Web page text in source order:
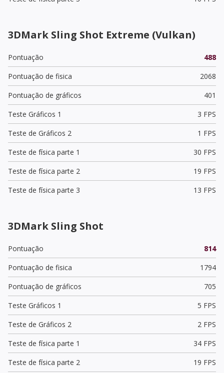
3DMark Sling Shot Extreme (Vulkan)
Pontuação
488
Pontuação de fisica
2068
Pontuação de gráficos
401
Teste Gráficos 1
3 FPS
Teste de Gráficos 2
1 FPS
Teste de física parte 1
30 FPS
Teste de física parte 2
19 FPS
Teste de física parte 3
13 FPS
3DMark Sling Shot
Pontuação
814
Pontuação de fisica
1794
Pontuação de gráficos
705
Teste Gráficos 1
5 FPS
Teste de Gráficos 2
2 FPS
Teste de física parte 1
34 FPS
Teste de física parte 2
19 FPS